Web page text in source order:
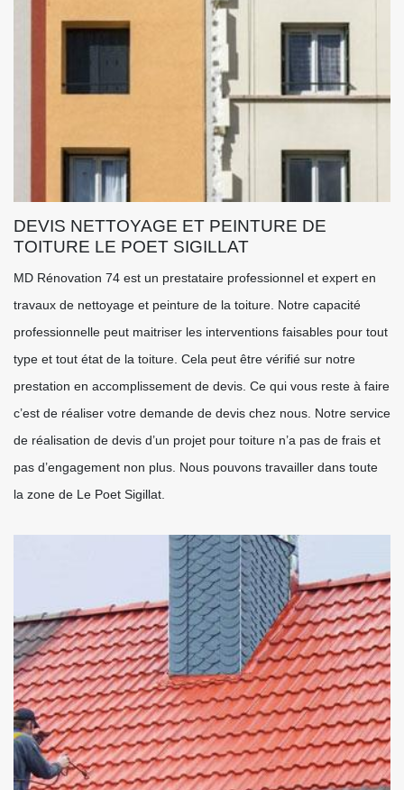
DEVIS NETTOYAGE ET PEINTURE DE
TOITURE LE POET SIGILLAT
MD Rénovation 74 est un prestataire professionnel et expert en
travaux de nettoyage et peinture de la toiture. Notre capacité
professionnelle peut maitriser les interventions faisables pour tout
type et tout état de la toiture. Cela peut être vérifié sur notre
prestation en accomplissement de devis. Ce qui vous reste à faire
c’est de réaliser votre demande de devis chez nous. Notre service
de réalisation de devis d’un projet pour toiture n’a pas de frais et
pas d’engagement non plus. Nous pouvons travailler dans toute
la zone de Le Poet Sigillat.